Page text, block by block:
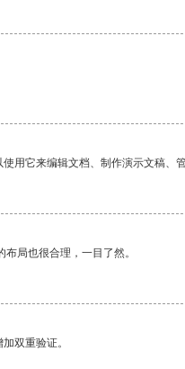
用它来编辑文档、制作演示文稿、管
局也很合理，一目了然。
双重验证。